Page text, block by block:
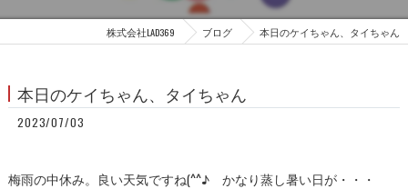
株式会社LAD369 ブログ 本日のケイちゃん、タイちゃん
本日のケイちゃん、タイちゃん
2023/07/03
梅雨の中休み。良い天気ですね(^^♪ かなり蒸し暑い日が・・・